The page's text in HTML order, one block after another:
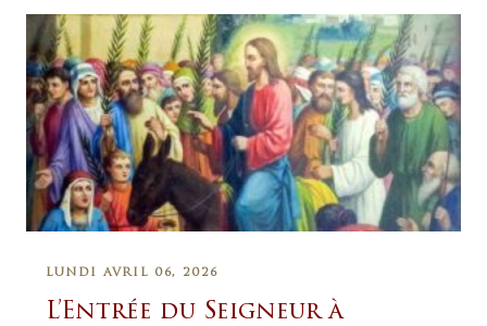
LUNDI AVRIL 06, 2026
L’Entrée du Seigneur à